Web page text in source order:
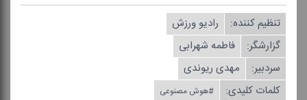
تنظیم كننده:
رادیو ورزش
گزارشگر:
فاطمه شهرابی
سردبیر:
مهدی ریوندی
کلمات کلیدی:
#هوش مصنوعی